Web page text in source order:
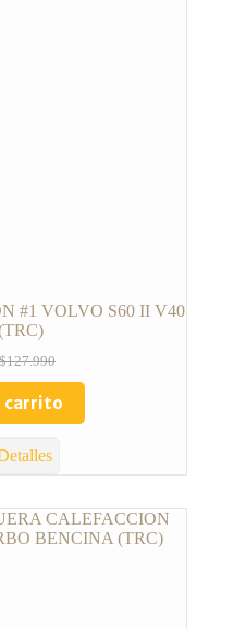
#1 VOLVO S60 II V40
$127.990
carrito